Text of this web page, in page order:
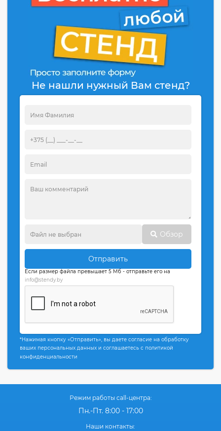
Не нашли нужный Вам стенд?
Обзор
Отправить
Если размер файла превышает 5 Мб - отправьте его на
info@stendy.by
*Нажимая кнопку «Отправить», вы даете согласие на обработку
ваших персональных данных и соглашаетесь с политикой
конфиденциальности
Режим работы call-центра:
Пн.-Пт. 8:00 - 17:00
Наши контакты: